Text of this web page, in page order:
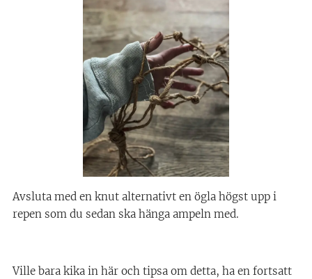
Avsluta med en knut alternativt en ögla högst upp i
repen som du sedan ska hänga ampeln med.
Ville bara kika in här och tipsa om detta, ha en fortsatt